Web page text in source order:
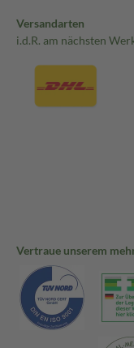
Versandarten
i.d.R. am nächsten
Vertraue unserem